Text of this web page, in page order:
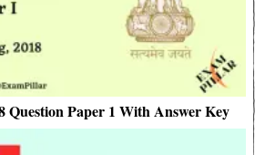
Question Paper 1 With Answer Key